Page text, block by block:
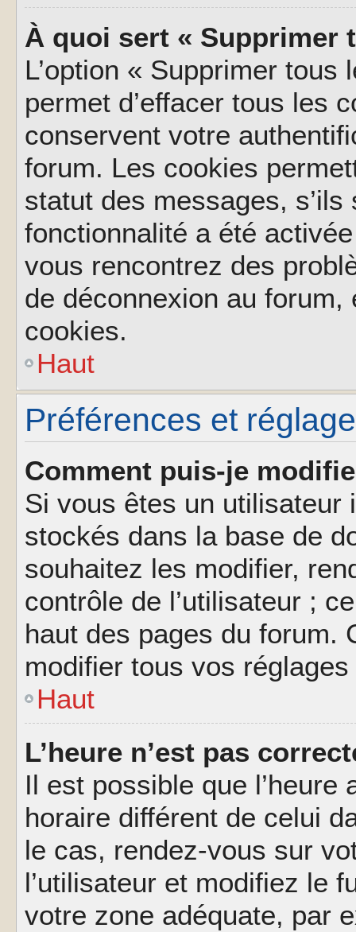
À quoi sert « Supprimer
L’option « Supprimer
permet d’effacer tous les
conservent votre
forum. Les cookies
statut des messages,
fonctionnalité a été
vous rencontrez des
de déconnexion au
cookies.
Haut
Préférences et
Comment puis-je
Si vous êtes un
stockés dans la base de
souhaitez les modifier,
contrôle de l’utilisateur ;
haut des pages du forum.
modifier tous vos
Haut
L’heure n’est pas
Il est possible que
horaire différent de celui
le cas, rendez-vous sur
l’utilisateur et modifiez le
votre zone adéquate, par